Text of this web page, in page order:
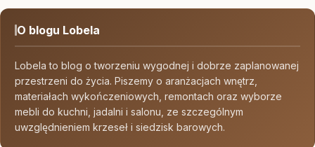
O blogu Lobela
Lobela to blog o tworzeniu wygodnej i dobrze zaplanowanej
przestrzeni do życia. Piszemy o aranżacjach wnętrz,
materiałach wykończeniowych, remontach oraz wyborze
mebli do kuchni, jadalni i salonu, ze szczególnym
uwzględnieniem krzeseł i siedzisk barowych.